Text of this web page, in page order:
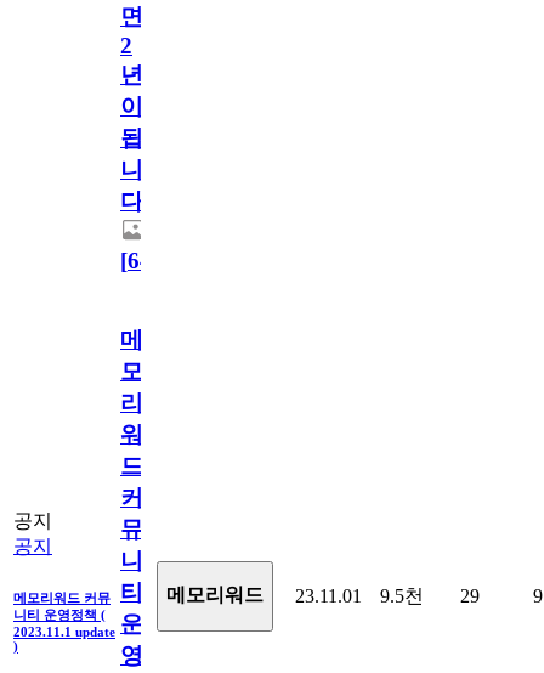
면
2
년
이
됩
니
다.
[64
공지
공지
메모리워드 커뮤
니티 운영정책 (
2023.11.1 update
)
메
모
리
워
드
커
뮤
니
티
운
영
메모리워드 23.11.01 9.5천 29 9